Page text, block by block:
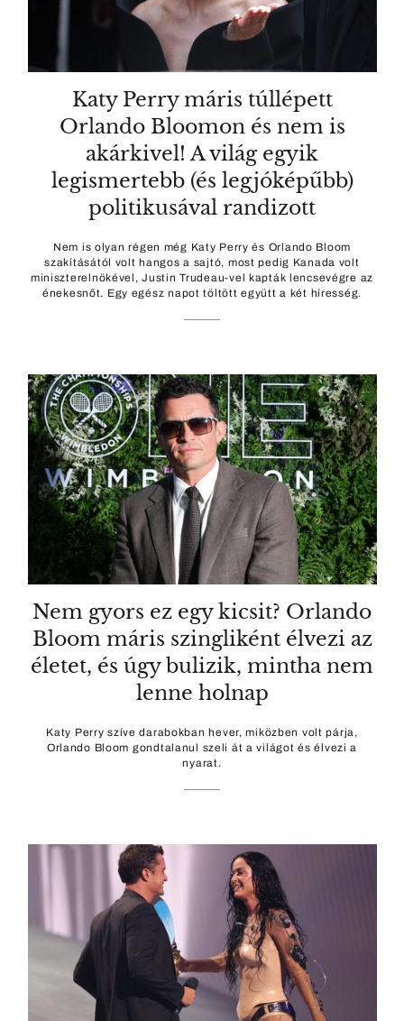
Katy Perry máris túllépett
Orlando Bloomon és nem is
akárkivel! A világ egyik
legismertebb (és legjóképűbb)
politikusával randizott
Nem is olyan régen még Katy Perry és Orlando Bloom
szakításától volt hangos a sajtó, most pedig Kanada volt
miniszterelnökével, Justin Trudeau-vel kapták lencsevégre az
énekesnőt. Egy egész napot töltött együtt a két híresség.
Nem gyors ez egy kicsit? Orlando
Bloom máris szingliként élvezi az
életet, és úgy bulizik, mintha nem
lenne holnap
Katy Perry szíve darabokban hever, miközben volt párja,
Orlando Bloom gondtalanul szeli át a világot és élvezi a
nyarat.